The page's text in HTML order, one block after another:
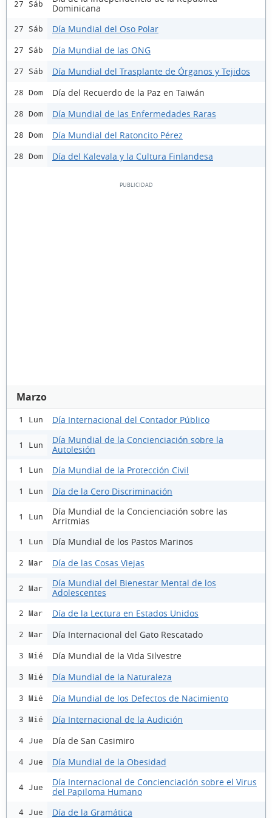
27 Sáb
Dominicana
27 Sáb Día Mundial del Oso Polar
27 Sáb Día Mundial de las ONG
27 Sáb Día Mundial del Trasplante de Órganos y Tejidos
28 Dom Día del Recuerdo de la Paz en Taiwán
28 Dom Día Mundial de las Enfermedades Raras
28 Dom Día Mundial del Ratoncito Pérez
28 Dom Día del Kalevala y la Cultura Finlandesa
Marzo
1 Lun Día Internacional del Contador Público
1 Lun
Día Mundial de la Concienciación sobre la
Autolesión
1 Lun Día Mundial de la Protección Civil
1 Lun Día de la Cero Discriminación
1 Lun
Día Mundial de la Concienciación sobre las
Arritmias
1 Lun Día Mundial de los Pastos Marinos
2 Mar Día de las Cosas Viejas
2 Mar
Día Mundial del Bienestar Mental de los
Adolescentes
2 Mar Día de la Lectura en Estados Unidos
2 Mar Día Internacional del Gato Rescatado
3 Mié Día Mundial de la Vida Silvestre
3 Mié Día Mundial de la Naturaleza
3 Mié Día Mundial de los Defectos de Nacimiento
3 Mié Día Internacional de la Audición
4 Jue Día de San Casimiro
4 Jue Día Mundial de la Obesidad
4 Jue
Día Internacional de Concienciación sobre el Virus
del Papiloma Humano
4 Jue Día de la Gramática